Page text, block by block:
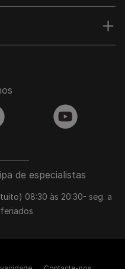
de especialistas
08:30 às 20:30- seg. a
youtube